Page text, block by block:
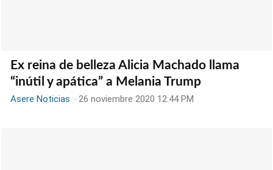
Ex reina de belleza Alicia Machado llama
“inútil y apática” a Melania Trump
Asere Noticias -26 noviembre 2020 12:44 PM